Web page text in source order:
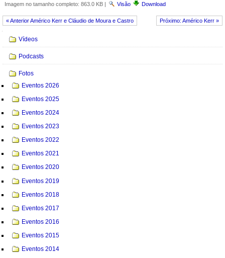
Imagem no tamanho completo: 863.0 KB| Visão Download
« Anterior Américo Kerr e Cláudio de Moura e Castro Próximo: Américo Kerr »
Vídeos
Podcasts
Fotos
Eventos 2026
Eventos 2025
Eventos 2024
Eventos 2023
Eventos 2022
Eventos 2021
Eventos 2020
Eventos 2019
Eventos 2018
Eventos 2017
Eventos 2016
Eventos 2015
Eventos 2014